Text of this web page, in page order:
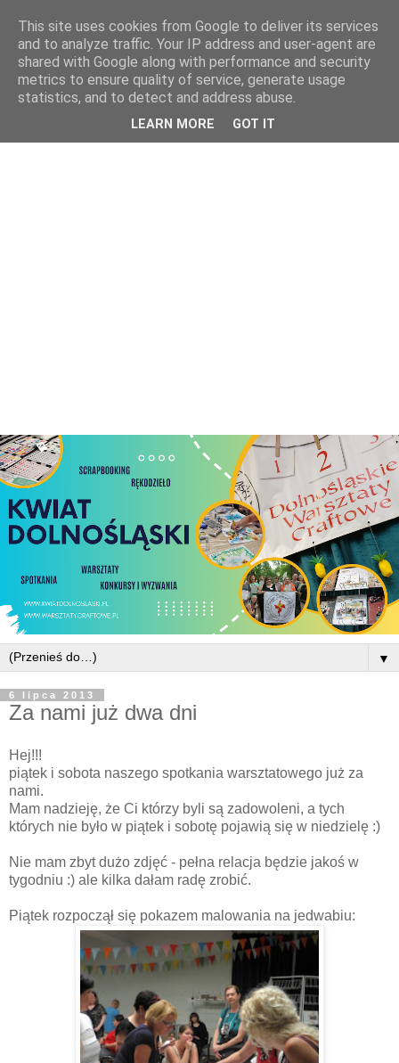
▼
6 lipca 2013
Za nami już dwa dni
Hej!!!
piątek i sobota naszego spotkania warsztatowego już za
nami.
Mam nadzieję, że Ci którzy byli są zadowoleni, a tych
których nie było w piątek i sobotę pojawią się w niedzielę :)
Nie mam zbyt dużo zdjęć - pełna relacja będzie jakoś w
tygodniu :) ale kilka dałam radę zrobić.
Piątek rozpoczął się pokazem malowania na jedwabiu:
This site uses cookies from Google to deliver its services
and to analyze traffic. Your IP address and user-agent are
shared with Google along with performance and security
metrics to ensure quality of service, generate usage
statistics, and to detect and address abuse.
LEARN MORE GOT IT